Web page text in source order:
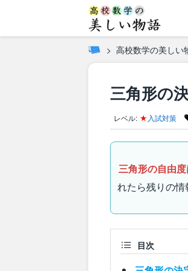
高校数学の美しい
三角形の
レベル: ★ 入試対策
三角形の自由
れたら残りの情
目次